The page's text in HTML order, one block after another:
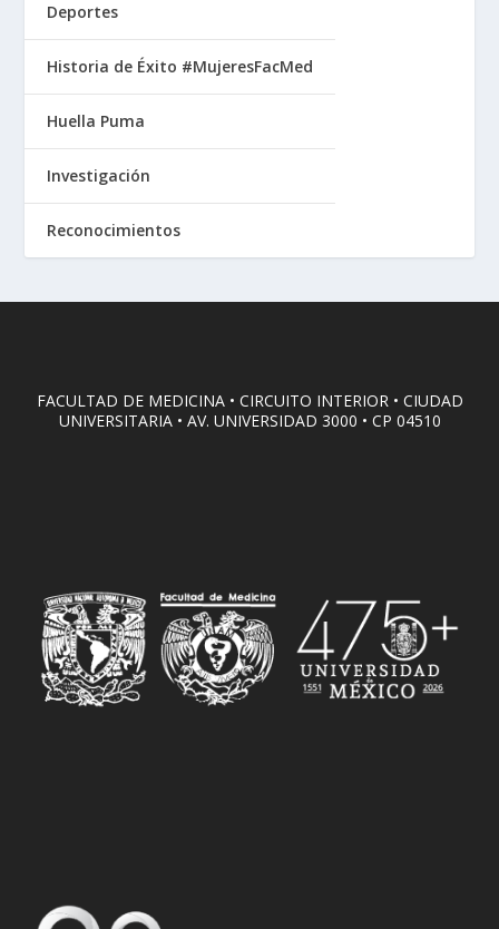
Deportes
Historia de Éxito #MujeresFacMed
Huella Puma
Investigación
Reconocimientos
FACULTAD DE MEDICINA • CIRCUITO INTERIOR • CIUDAD
UNIVERSITARIA • AV. UNIVERSIDAD 3000 • CP 04510